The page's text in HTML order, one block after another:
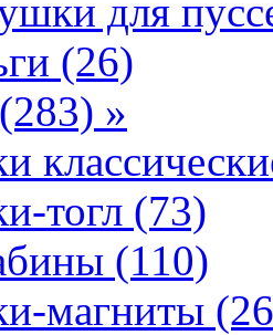
для
(26)
»
тогл (73)
(110)
магниты